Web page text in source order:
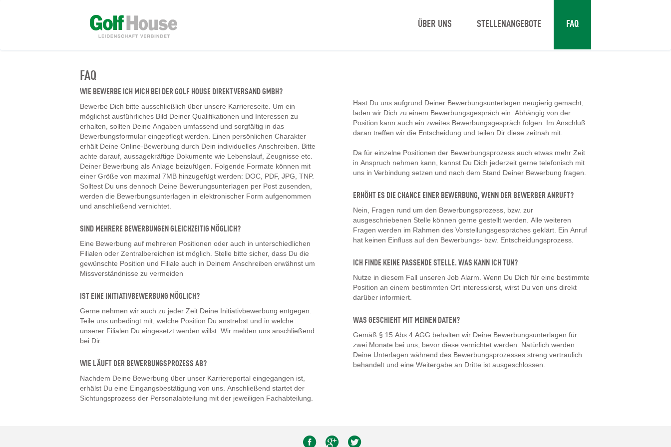
ÜBER UNS STELLENANGEBOTE FAQ
FAQ
WIE BEWERBE ICH MICH BEI DER GOLF HOUSE DIREKTVERSAND GMBH?
Bewerbe Dich bitte ausschließlich über unsere Karriereseite. Um ein
möglichst ausführliches Bild Deiner Qualifikationen und Interessen zu
erhalten, sollten Deine Angaben umfassend und sorgfältig in das
Bewerbungsformular eingepflegt werden. Einen persönlichen Charakter
erhält Deine Online-Bewerbung durch Dein individuelles Anschreiben. Bitte
achte darauf, aussagekräftige Dokumente wie Lebenslauf, Zeugnisse etc.
Deiner Bewerbung als Anlage beizufügen. Folgende Formate können mit
einer Größe von maximal 7MB hinzugefügt werden: DOC, PDF, JPG, TNP.
Solltest Du uns dennoch Deine Bewerungsunterlagen per Post zusenden,
werden die Bewerbungsunterlagen in elektronischer Form aufgenommen
und anschließend vernichtet.
SIND MEHRERE BEWERBUNGEN GLEICHZEITIG MÖGLICH?
Eine Bewerbung auf mehreren Positionen oder auch in unterschiedlichen
Filialen oder Zentralbereichen ist möglich. Stelle bitte sicher, dass Du die
gewünschte Position und Filiale auch in Deinem Anschreiben erwähnst um
Missverständnisse zu vermeiden
IST EINE INITIATIVBEWERBUNG MÖGLICH?
Gerne nehmen wir auch zu jeder Zeit Deine Initiativbewerbung entgegen.
Teile uns unbedingt mit, welche Position Du anstrebst und in welche
unserer Filialen Du eingesetzt werden willst. Wir melden uns anschließend
bei Dir.
WIE LÄUFT DER BEWERBUNGSPROZESS AB?
Nachdem Deine Bewerbung über unser Karriereportal eingegangen ist,
erhälst Du eine Eingangsbestätigung von uns. Anschließend startet der
Sichtungsprozess der Personalabteilung mit der jeweiligen Fachabteilung.
Hast Du uns aufgrund Deiner Bewerbungsunterlagen neugierig gemacht,
laden wir Dich zu einem Bewerbungsgespräch ein. Abhängig von der
Position kann auch ein zweites Bewerbungsgespräch folgen. Im Anschluß
daran treffen wir die Entscheidung und teilen Dir diese zeitnah mit.
Da für einzelne Positionen der Bewerbungsprozess auch etwas mehr Zeit
in Anspruch nehmen kann, kannst Du Dich jederzeit gerne telefonisch mit
uns in Verbindung setzen und nach dem Stand Deiner Bewerbung fragen.
ERHÖHT ES DIE CHANCE EINER BEWERBUNG, WENN DER BEWERBER ANRUFT?
Nein, Fragen rund um den Bewerbungsprozess, bzw. zur
ausgeschriebenen Stelle können gerne gestellt werden. Alle weiteren
Fragen werden im Rahmen des Vorstellungsgespräches geklärt. Ein Anruf
hat keinen Einfluss auf den Bewerbungs- bzw. Entscheidungsprozess.
ICH FINDE KEINE PASSENDE STELLE. WAS KANN ICH TUN?
Nutze in diesem Fall unseren Job Alarm. Wenn Du Dich für eine bestimmte
Position an einem bestimmten Ort interessierst, wirst Du von uns direkt
darüber informiert.
WAS GESCHIEHT MIT MEINEN DATEN?
Gemäß § 15 Abs.4 AGG behalten wir Deine Bewerbungsunterlagen für
zwei Monate bei uns, bevor diese vernichtet werden. Natürlich werden
Deine Unterlagen während des Bewerbungsprozesses streng vertraulich
behandelt und eine Weitergabe an Dritte ist ausgeschlossen.